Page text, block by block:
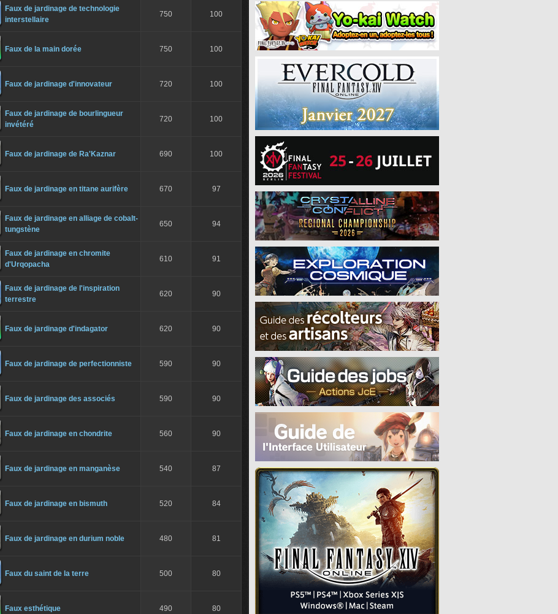
Faux de jardinage de technologie
interstellaire
750 100
Faux de la main dorée 750 100
Faux de jardinage d'innovateur 720 100
Faux de jardinage de bourlingueur
invétéré
720 100
Faux de jardinage de Ra'Kaznar 690 100
Faux de jardinage en titane aurifère 670 97
Faux de jardinage en alliage de cobalt-
tungstène
650 94
Faux de jardinage en chromite
d'Urqopacha
610 91
Faux de jardinage de l'inspiration
terrestre
620 90
Faux de jardinage d'indagator 620 90
Faux de jardinage de perfectionniste 590 90
Faux de jardinage des associés 590 90
Faux de jardinage en chondrite 560 90
Faux de jardinage en manganèse 540 87
Faux de jardinage en bismuth 520 84
Faux de jardinage en durium noble 480 81
Faux du saint de la terre 500 80
Faux esthétique 490 80